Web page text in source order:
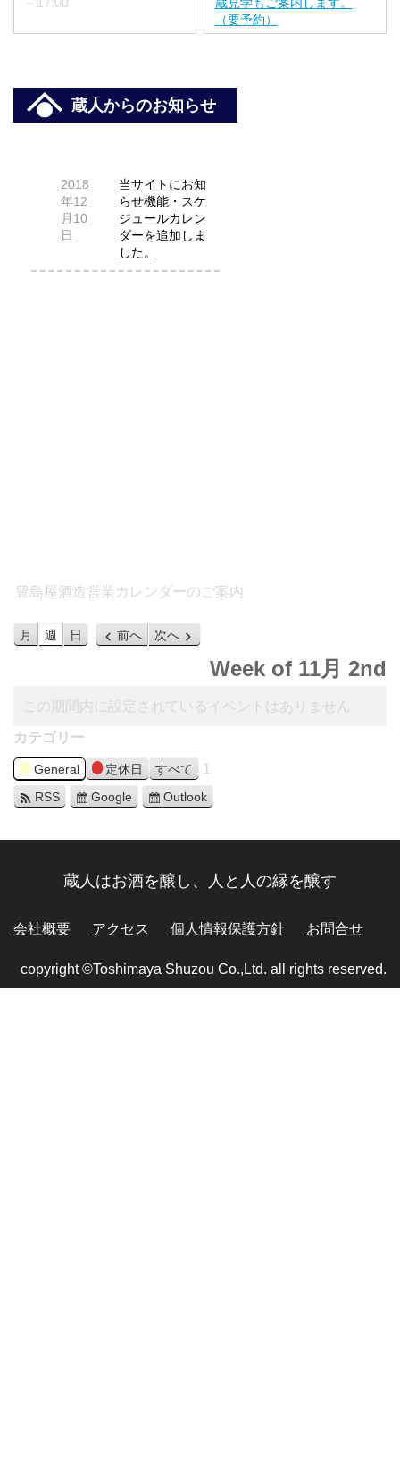
（要予約）
蔵人からのお知らせ
2018
年12
月10
日
当サイトにお知
らせ機能・スケ
ジュールカレン
ダーを追加しま
した。
豊島屋酒造営業カレンダーのご案内
月 週 日 前へ 次へ
Week of 11月 2nd
この期間内に設定されているイベントはありません
カテゴリー
General 定休日 すべて 1
RSS Google Outlook
蔵人はお酒を醸し、人と人の縁を醸す
会社概要 アクセス 個人情報保護方針 お問合せ
copyright ©Toshimaya Shuzou Co.,Ltd. all rights reserved.